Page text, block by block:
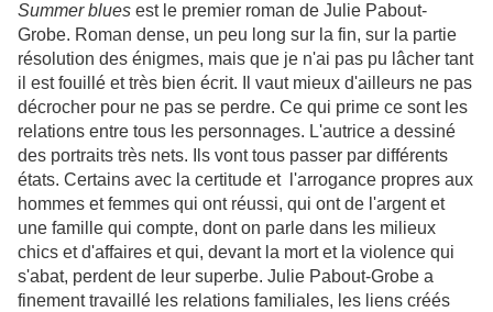
Summer blues est le premier roman de Julie Pabout-
Grobe. Roman dense, un peu long sur la fin, sur la partie
résolution des énigmes, mais que je n'ai pas pu lâcher tant
il est fouillé et très bien écrit. Il vaut mieux d'ailleurs ne pas
décrocher pour ne pas se perdre. Ce qui prime ce sont les
relations entre tous les personnages. L'autrice a dessiné
des portraits très nets. Ils vont tous passer par différents
états. Certains avec la certitude et l'arrogance propres aux
hommes et femmes qui ont réussi, qui ont de l'argent et
une famille qui compte, dont on parle dans les milieux
chics et d'affaires et qui, devant la mort et la violence qui
s'abat, perdent de leur superbe. Julie Pabout-Grobe a
finement travaillé les relations familiales, les liens créés